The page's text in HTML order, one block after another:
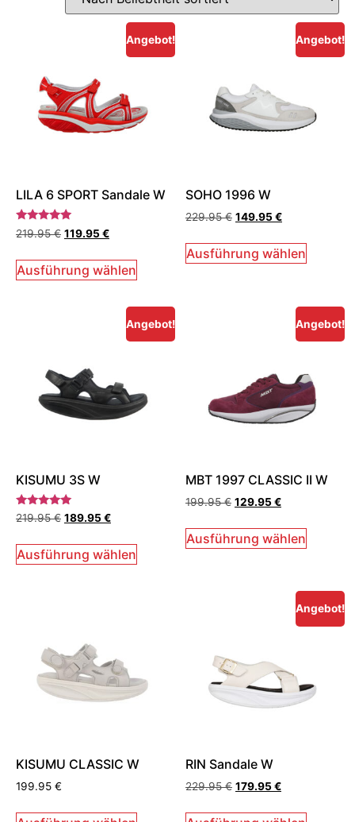
Angebot!
LILA 6 SPORT Sandale W
Bewertet
mit
von 5
219.95€ 119.95€
Ausführung wählen
Angebot!
SOHO 1996 W
229.95€ 149.95€
Ausführung wählen
Angebot!
KISUMU 3S W
Bewertet
mit
von 5
219.95€ 189.95€
Ausführung wählen
Angebot!
MBT 1997 CLASSIC II W
199.95€ 129.95€
Ausführung wählen
KISUMU CLASSIC W
199.95 €
Angebot!
RIN Sandale W
229.95€ 179.95€